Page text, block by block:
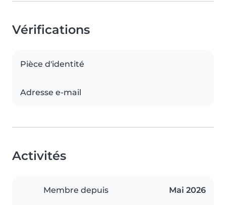
Vérifications
Pièce d'identité
Adresse e-mail
Activités
Membre depuis Mai 2026